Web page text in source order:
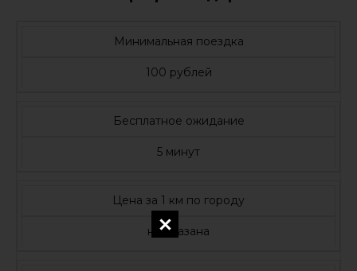
Минимальная поездка
100 рублей
Бесплатное ожидание
5 минут
Цена за 1 км по городу
не указана